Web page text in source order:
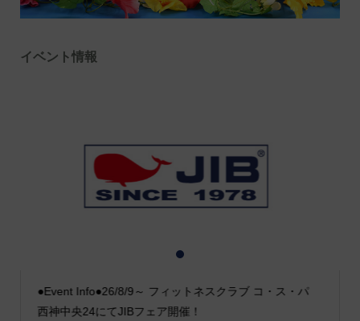
イベント情報
●Event Info●26/8/9～ フィットネスクラブ コ・ス・パ
西神中央24にてJIBフェア開催！
2